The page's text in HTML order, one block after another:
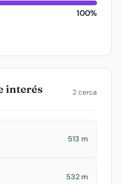
100%
interés 2 cerca
513 m
532 m